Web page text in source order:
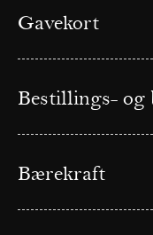
Gavekort
Bestillings- og
Bærekraft